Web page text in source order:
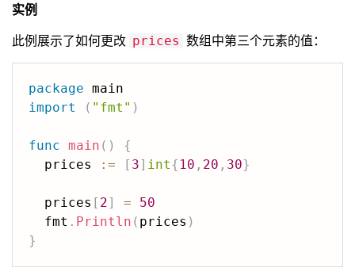
实例
此例展示了如何更改 prices 数组中第三个元素的值：
package
import
( "fmt" )
func main ( )
{
  prices
:= [ 3] int{ 10 , 20 , 30}
  prices
[ 2] =
50
  fmt
. Println ( prices )
}